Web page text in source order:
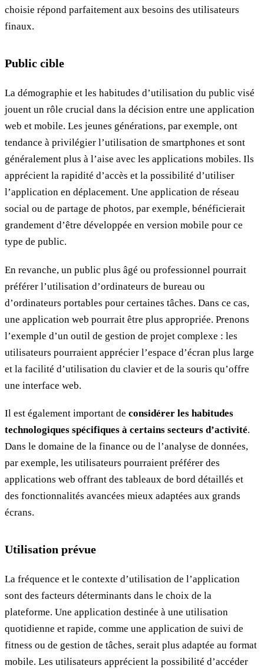
choisie répond parfaitement aux besoins des utilisateurs
finaux.
Public cible
La démographie et les habitudes d’utilisation du public visé
jouent un rôle crucial dans la décision entre une application
web et mobile. Les jeunes générations, par exemple, ont
tendance à privilégier l’utilisation de smartphones et sont
généralement plus à l’aise avec les applications mobiles. Ils
apprécient la rapidité d’accès et la possibilité d’utiliser
l’application en déplacement. Une application de réseau
social ou de partage de photos, par exemple, bénéficierait
grandement d’être développée en version mobile pour ce
type de public.
En revanche, un public plus âgé ou professionnel pourrait
préférer l’utilisation d’ordinateurs de bureau ou
d’ordinateurs portables pour certaines tâches. Dans ce cas,
une application web pourrait être plus appropriée. Prenons
l’exemple d’un outil de gestion de projet complexe : les
utilisateurs pourraient apprécier l’espace d’écran plus large
et la facilité d’utilisation du clavier et de la souris qu’offre
une interface web.
Il est également important de considérer les habitudes
technologiques spécifiques à certains secteurs d’activité.
Dans le domaine de la finance ou de l’analyse de données,
par exemple, les utilisateurs pourraient préférer des
applications web offrant des tableaux de bord détaillés et
des fonctionnalités avancées mieux adaptées aux grands
écrans.
Utilisation prévue
La fréquence et le contexte d’utilisation de l’application
sont des facteurs déterminants dans le choix de la
plateforme. Une application destinée à une utilisation
quotidienne et rapide, comme une application de suivi de
fitness ou de gestion de tâches, serait plus adaptée au format
mobile. Les utilisateurs apprécient la possibilité d’accéder